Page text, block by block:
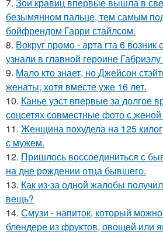
безымянном пальце, тем самым
бойфрендом Гарри стайлсом.
8. Вокруг промо - арта гта 6 возник
узнали в главной героине
9. Мало кто знает, но Джейсон
женаты, хотя вместе уже 16 лет.
10. Канье уэст впервые за долгое
соцсетях совместные фото с
11. Женщина похудела на 125
с мужем.
12. Пришлось воссоединиться с
на дне рождении отца бывшего.
13. Как из-за одной жалобы
вещь?
14. Смузи - напиток, который можно
блендере из фруктов, овощей или